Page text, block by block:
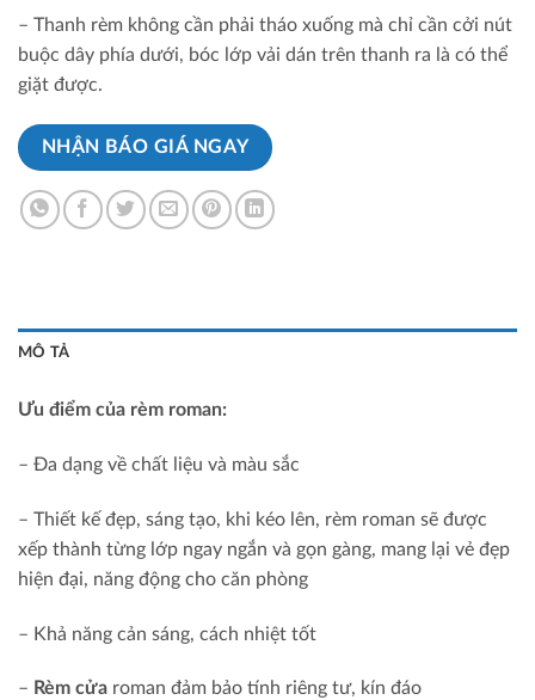
– Thanh rèm không cần phải tháo xuống mà chỉ cần cởi nút
buộc dây phía dưới, bóc lớp vải dán trên thanh ra là có thể
giặt được.
NHẬN BÁO GIÁ NGAY
MÔ TẢ
Ưu điểm của rèm roman:
– Đa dạng về chất liệu và màu sắc
– Thiết kế đẹp, sáng tạo, khi kéo lên, rèm roman sẽ được
xếp thành từng lớp ngay ngắn và gọn gàng, mang lại vẻ đẹp
hiện đại, năng động cho căn phòng
– Khả năng cản sáng, cách nhiệt tốt
– Rèm cửa roman đảm bảo tính riêng tư, kín đáo